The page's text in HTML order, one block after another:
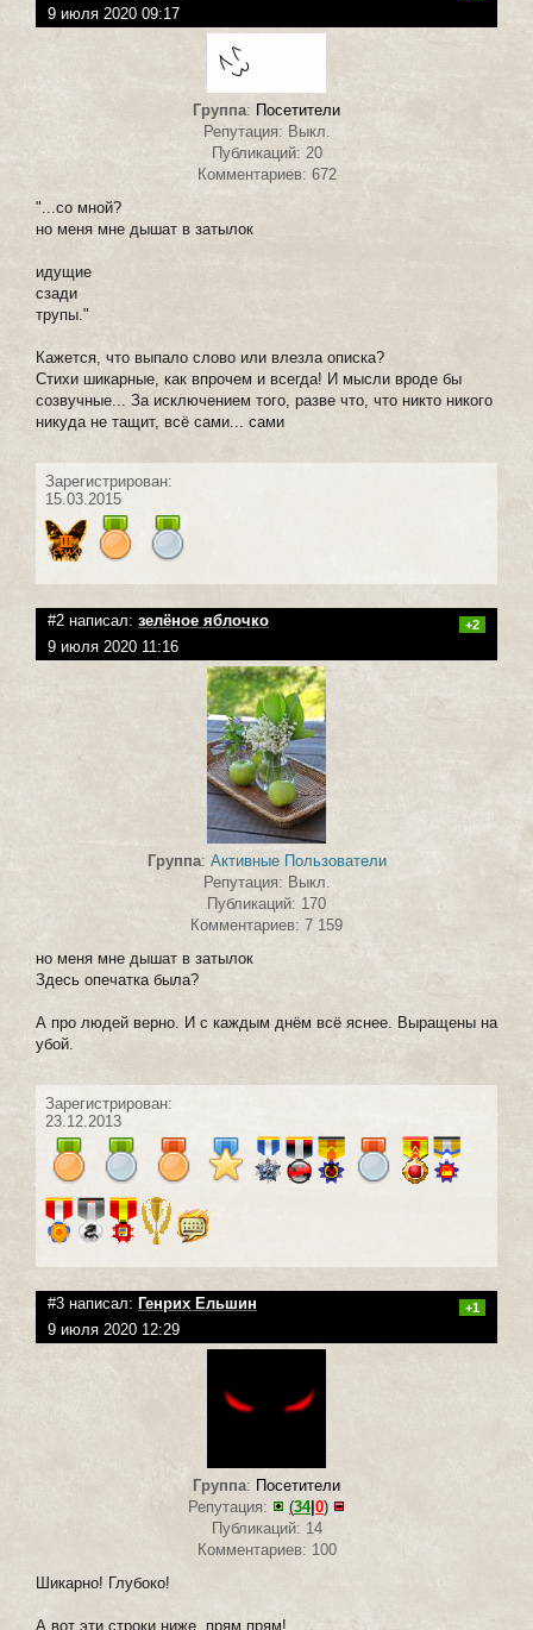
9 июля 2020 09:17
Группа: Посетители
Репутация: Выкл.
Публикаций: 20
Комментариев: 672
"...со мной?
но меня мне дышат в затылок
идущие
сзади
трупы."
Кажется, что выпало слово или влезла описка?
Стихи шикарные, как впрочем и всегда! И мысли вроде бы
созвучные... За исключением того, разве что, что никто никого
никуда не тащит, всё сами... сами
Зарегистрирован:
15.03.2015
#2 написал: зелёное яблочко +2
9 июля 2020 11:16
Группа: Активные Пользователи
Репутация: Выкл.
Публикаций: 170
Комментариев: 7 159
но меня мне дышат в затылок
Здесь опечатка была?
А про людей верно. И с каждым днём всё яснее. Выращены на
убой.
Зарегистрирован:
23.12.2013
#3 написал: Генрих Ельшин +1
9 июля 2020 12:29
Группа: Посетители
Репутация:
(34| 0)
Публикаций: 14
Комментариев: 100
Шикарно! Глубоко!
А вот эти строки ниже, прям прям!